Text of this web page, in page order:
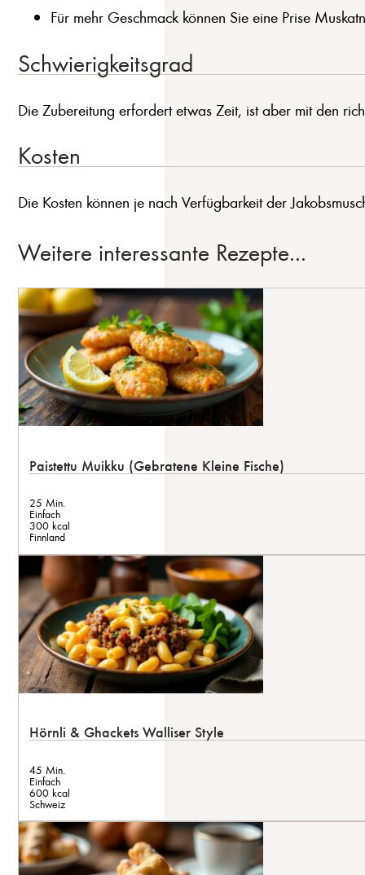
Für mehr Geschmack können Sie eine Prise
Schwierigkeitsgrad
Die Zubereitung erfordert etwas Zeit, ist aber mit den
Kosten
Die Kosten können je nach Verfügbarkeit der
Weitere interessante Rezepte...
Paistettu Muikku (Gebratene Kleine Fische)
25 Min.
Einfach
300 kcal
Finnland
Hörnli & Ghackets Walliser Style
45 Min.
Einfach
600 kcal
Schweiz